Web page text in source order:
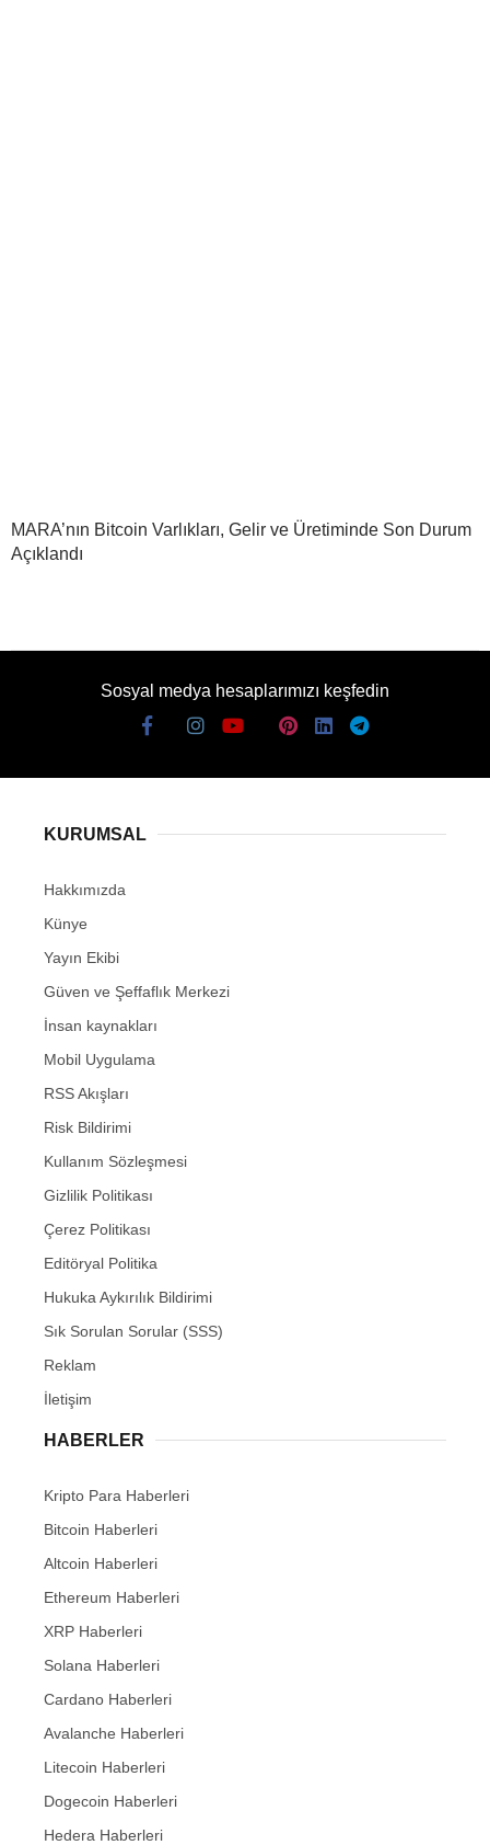
MARA’nın Bitcoin Varlıkları, Gelir ve Üretiminde Son Durum
Açıklandı
Sosyal medya hesaplarımızı keşfedin
KURUMSAL
Hakkımızda
Künye
Yayın Ekibi
Güven ve Şeffaflık Merkezi
İnsan kaynakları
Mobil Uygulama
RSS Akışları
Risk Bildirimi
Kullanım Sözleşmesi
Gizlilik Politikası
Çerez Politikası
Editöryal Politika
Hukuka Aykırılık Bildirimi
Sık Sorulan Sorular (SSS)
Reklam
İletişim
HABERLER
Kripto Para Haberleri
Bitcoin Haberleri
Altcoin Haberleri
Ethereum Haberleri
XRP Haberleri
Solana Haberleri
Cardano Haberleri
Avalanche Haberleri
Litecoin Haberleri
Dogecoin Haberleri
Hedera Haberleri